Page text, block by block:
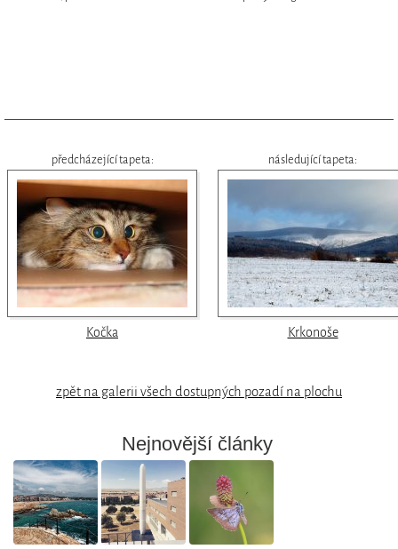
předcházející tapeta:
Kočka
následující tapeta:
Krkonoše
zpět na galerii všech dostupných pozadí na plochu
Nejnovější články